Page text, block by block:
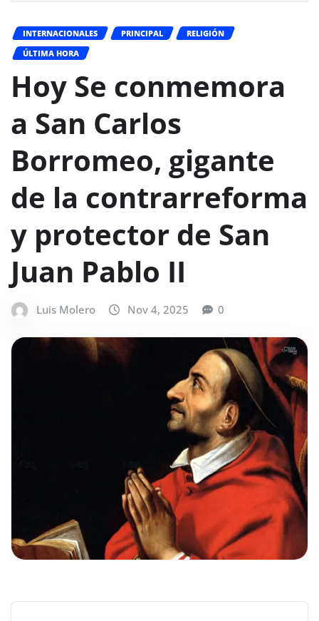
INTERNACIONALES PRINCIPAL
RELIGIÓN
ÚLTIMA HORA
Hoy Se conmemora
a San Carlos
Borromeo, gigante
de la contrarreforma
y protector de San
Juan Pablo II
Luis Molero Nov 4, 2025 0